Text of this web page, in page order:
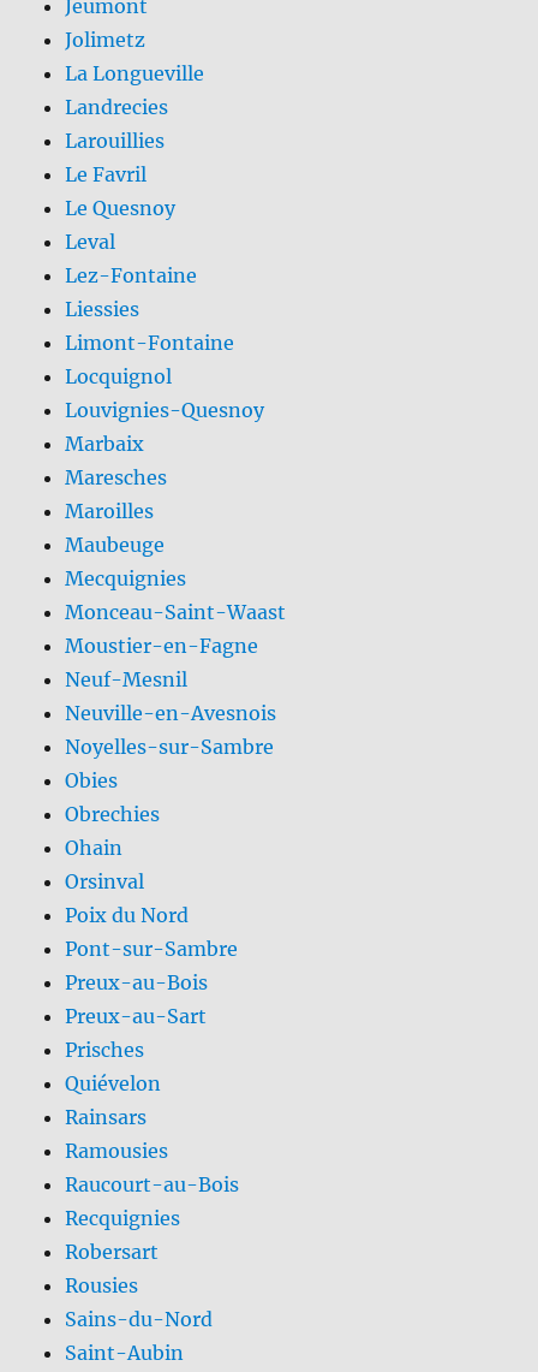
Jeumont
Jolimetz
La Longueville
Landrecies
Larouillies
Le Favril
Le Quesnoy
Leval
Lez-Fontaine
Liessies
Limont-Fontaine
Locquignol
Louvignies-Quesnoy
Marbaix
Maresches
Maroilles
Maubeuge
Mecquignies
Monceau-Saint-Waast
Moustier-en-Fagne
Neuf-Mesnil
Neuville-en-Avesnois
Noyelles-sur-Sambre
Obies
Obrechies
Ohain
Orsinval
Poix du Nord
Pont-sur-Sambre
Preux-au-Bois
Preux-au-Sart
Prisches
Quiévelon
Rainsars
Ramousies
Raucourt-au-Bois
Recquignies
Robersart
Rousies
Sains-du-Nord
Saint-Aubin